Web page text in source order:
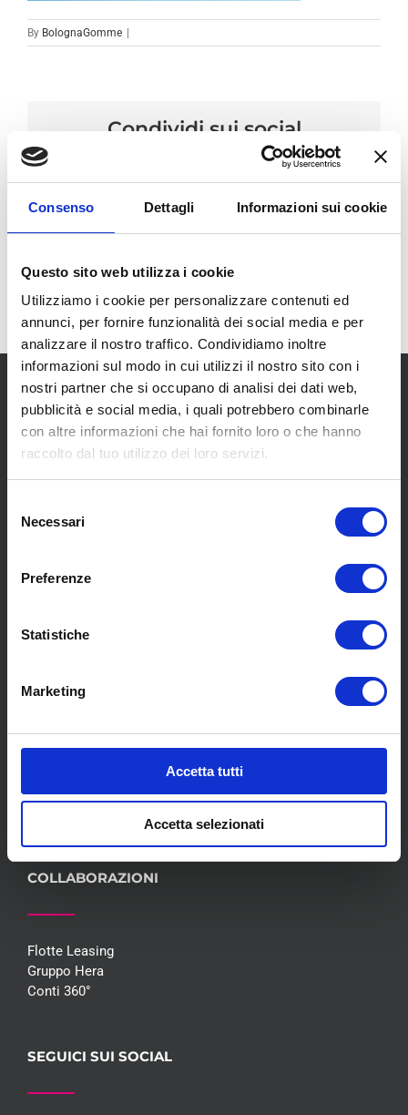
Consenso Dettagli Informazioni sui cookie
Questo sito web utilizza i cookie
Utilizziamo i cookie per personalizzare contenuti ed
annunci, per fornire funzionalità dei social media e per
analizzare il nostro traffico. Condividiamo inoltre
informazioni sul modo in cui utilizzi il nostro sito con i
nostri partner che si occupano di analisi dei dati web,
pubblicità e social media, i quali potrebbero combinarle
con altre informazioni che hai fornito loro o che hanno
raccolto dal tuo utilizzo dei loro servizi.
delNecessari
Preferenze
Statistiche
Marketing
Accetta tutti
Accetta selezionati
By BolognaGomme
Condividi sui social
Email
Chi siamo
Servizi
Blog
Whisteblowing D.Lgs 24/2023
COLLABORAZIONI
Flotte Leasing
Gruppo Hera
Conti 360°
SEGUICI SUI SOCIAL